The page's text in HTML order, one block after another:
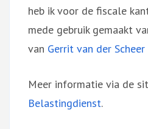
heb ik voor de fiscale
mede gebruik gemaakt
van Gerrit van der
Meer informatie via de
Belastingdienst.